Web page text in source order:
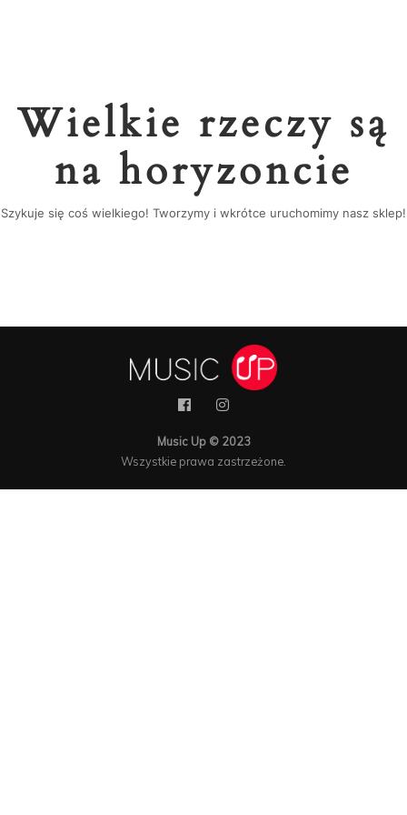
Wielkie rzeczy są
na horyzoncie
Szykuje się coś wielkiego! Tworzymy i wkrótce uruchomimy nasz sklep!
Music Up © 2023
Wszystkie prawa zastrzeżone.